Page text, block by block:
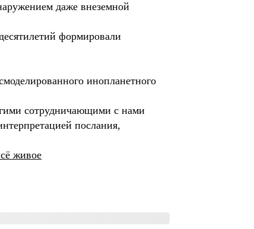
даже внеземной
формировали
инопланетного
сотрудничающими с нами
послания,
живое